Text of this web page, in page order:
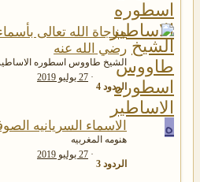
مناجاة الله تعالى
رضي الله عنه
الشيخ طاووس اسطوره
الردود 4
27 يوليو 2019
ه الاسماء السريانيه
هنومه المغربيه
الردود 3
27 يوليو 2019